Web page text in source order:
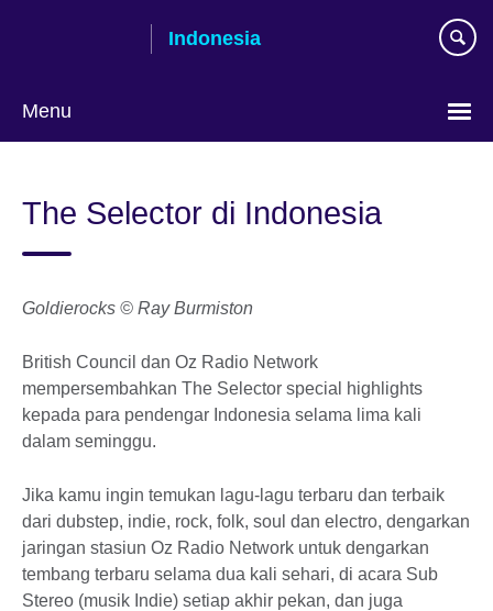
Indonesia
Menu
The Selector di Indonesia
Goldierocks © Ray Burmiston
British Council dan Oz Radio Network
mempersembahkan The Selector special highlights
kepada para pendengar Indonesia selama lima kali
dalam seminggu.
Jika kamu ingin temukan lagu-lagu terbaru dan terbaik
dari dubstep, indie, rock, folk, soul dan electro, dengarkan
jaringan stasiun Oz Radio Network untuk dengarkan
tembang terbaru selama dua kali sehari, di acara Sub
Stereo (musik Indie) setiap akhir pekan, dan juga